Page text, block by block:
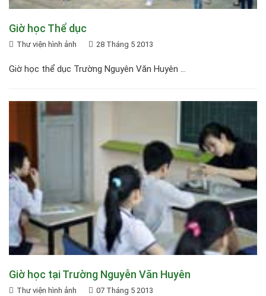
Giờ học Thể dục
Thư viện hình ảnh 28 Tháng 5 2013
Giờ học thể dục Trường Nguyên Văn Huyên ...
Giờ học tại Trường Nguyễn Văn Huyên
Thư viện hình ảnh 07 Tháng 5 2013